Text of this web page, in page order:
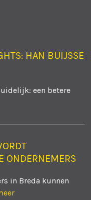
HAN BUIJSSE
een betere
ONDERNEMERS
in Breda kunnen